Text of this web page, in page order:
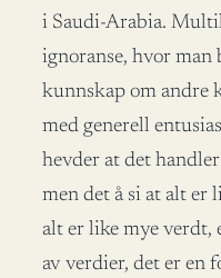
i Saudi-Arabia.
ignoranse, hvor
kunnskap om andre
med generell
hevder at det
men det å si at alt er
alt er like mye verdt,
av verdier, det er en